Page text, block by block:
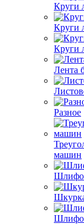
Круги
Круги
Круги
Лента
Разное
машин